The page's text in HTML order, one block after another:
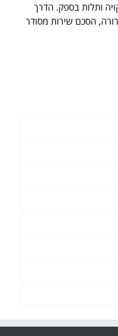
ותלות בספק. הדרך
הסכם שירות מסודר